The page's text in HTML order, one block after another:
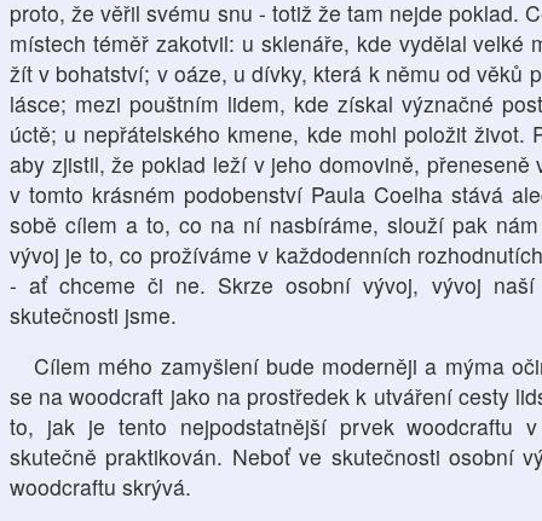
proto, že věřil svému snu - totiž že tam nejde poklad.
místech téměř zakotvil: u sklenáře, kde vydělal velké
žít v bohatství; v oáze, u dívky, která k němu od věků
lásce; mezi pouštním lidem, kde získal význačné
úctě; u nepřátelského kmene, kde mohl položit život.
aby zjistil, že poklad leží v jeho domovině,
v tomto krásném podobenství Paula Coelha stává
sobě cílem a to, co na ní nasbíráme, slouží pak
vývoj je to, co prožíváme v každodenních
- ať chceme či ne. Skrze osobní vývoj, vývoj
skutečnosti jsme.
Cílem mého zamyšlení bude moderněji a mýma
se na woodcraft jako na prostředek k utváření cesty
to, jak je tento nejpodstatnější prvek woodcraftu
skutečně praktikován. Neboť ve skutečnosti osobní
woodcraftu skrývá.